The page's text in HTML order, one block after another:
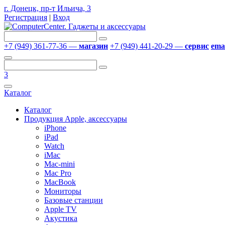
г. Донецк, пр-т Ильича, 3
Регистрация | Вход
+7 (949) 361-77-36 — магазин +7 (949) 441-20-29 — сервис
3
Каталог
Каталог
Продукция Apple, аксессуары
iPhone
iPad
Watch
iMac
Mac-mini
Mac Pro
MacBook
Мониторы
Базовые станции
Apple TV
Акустика